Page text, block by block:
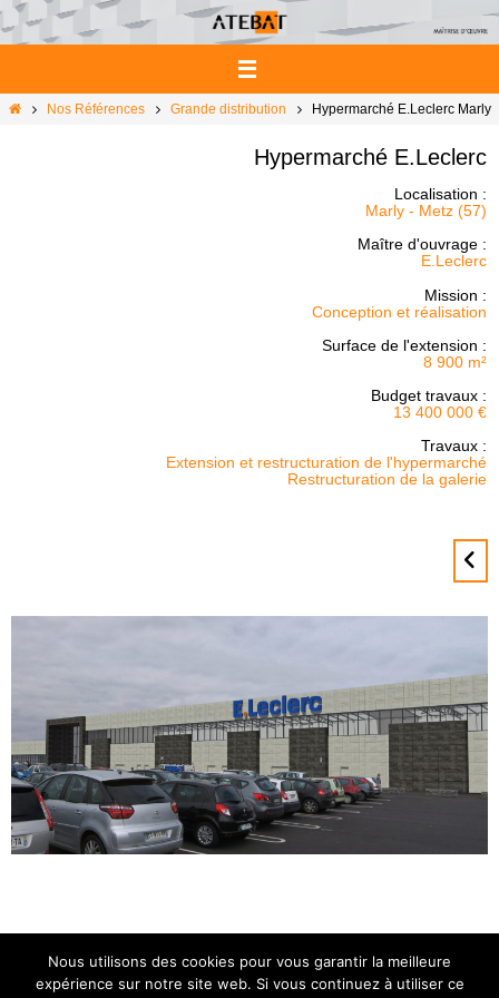
Passer
vers
le
HomeNos Références Grande distribution Hypermarché E.Leclerc Marly
Hypermarché E.Leclerc
Localisation :
Marly - Metz (57)
Maître d'ouvrage :
E.Leclerc
Mission :
Conception et réalisation
Surface de l'extension :
8 900 m²
Budget travaux :
13 400 000 €
Travaux :
Extension et restructuration de l'hypermarché
Restructuration de la galerie
Nous utilisons des cookies pour vous garantir la meilleure
expérience sur notre site web. Si vous continuez à utiliser ce